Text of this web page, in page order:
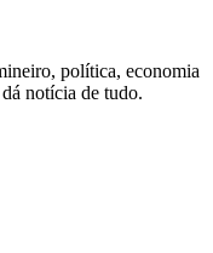
política, economia
notícia de tudo.